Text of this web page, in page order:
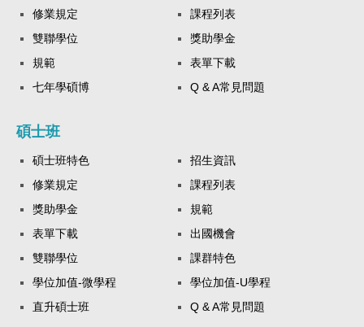
修業規定
課程列表
雙聯學位
獎助學金
規範
表單下載
七年學碩博
Q & A常見問題
碩士班
碩士班特色
招生資訊
修業規定
課程列表
獎助學金
規範
表單下載
出國機會
雙聯學位
課群特色
學位加值-微學程
學位加值-U學程
直升碩士班
Q & A常見問題